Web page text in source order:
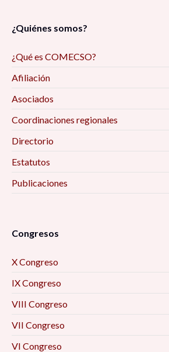
¿Quiénes somos?
¿Qué es COMECSO?
Afiliación
Asociados
Coordinaciones regionales
Directorio
Estatutos
Publicaciones
Congresos
X Congreso
IX Congreso
VIII Congreso
VII Congreso
VI Congreso